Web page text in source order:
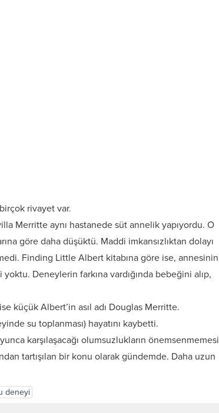
rivayet var.
Merritte aynı hastanede süt annelik yapıyordu. O
göre daha düşüktü. Maddi imkansızlıktan dolayı
Finding Little Albert kitabına göre ise, annesinin
Deneylerin farkına vardığında bebeğini alıp,
küçük Albert’in asıl adı Douglas Merritte.
su toplanması) hayatını kaybetti.
karşılaşacağı olumsuzlukların önemsenmemesi
tartışılan bir konu olarak gündemde. Daha uzun
deneyi